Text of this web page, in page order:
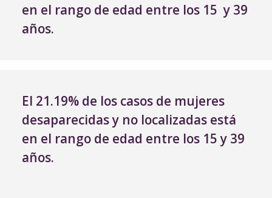
en el rango de edad entre los 15 y 39
años.
El 21.19% de los casos de mujeres
desaparecidas y no localizadas está
en el rango de edad entre los 15 y 39
años.